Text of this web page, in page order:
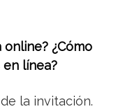
¿Cómo
línea?
la invitación.